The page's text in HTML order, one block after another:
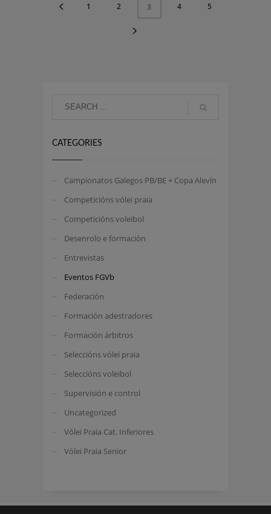
1 2 3 4 5
CATEGORIES
Campionatos Galegos PB/BE + Copa Alevín
Competicións vólei praia
Competicións voleibol
Desenrolo e formación
Entrevistas
Eventos FGVb
Federación
Formación adestradores
Formación árbitros
Seleccións vólei praia
Seleccións voleibol
Supervisión e control
Uncategorized
Vólei Praia Cat. Inferiores
Vólei Praia Senior